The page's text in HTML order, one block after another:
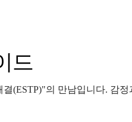
드
(ESTP)"의 만남입니다. 감